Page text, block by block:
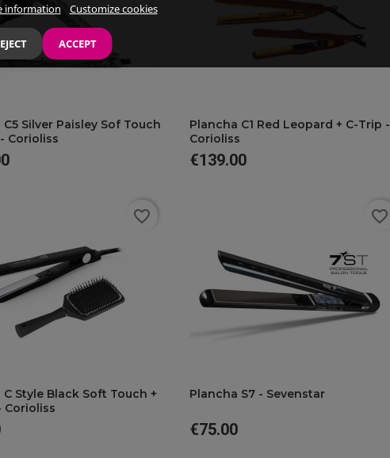
Silver Paisley Sof Touch
Corioliss
Plancha C1 Red Leopard + C-Trip -
Corioliss
Price
€139.00
Black Soft Touch +
Corioliss
favorite_border
Plancha S7 - Sevenstar
Price
€75.00
favorite_border
information
Customize cookies
ACCEPT